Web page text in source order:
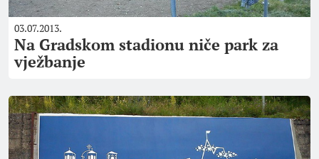
03.07.2013.
Na Gradskom stadionu niče park za
vježbanje